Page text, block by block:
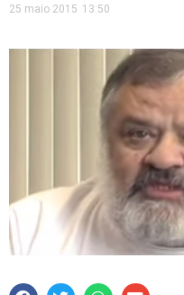
25 maio 2015 13:50